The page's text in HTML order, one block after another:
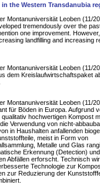
the Western Transdanubia
Montanuniversität Leoben (11/
tremendously over the
one improvement.
landfilling and increasing
Montanuniversität Leoben (11/
dem Kreislaufwirtschaftspaket
Montanuniversität Leoben (11/
für Böden in Europa. Aufgrund
hochwertigen Kompost
Verwendung von nicht-
in Haushalten anfallenden
meist in Form von
Metalle und Glas
Erkennung (Detection)
Abfällen erforscht. Technisch
Technologie zur
zur Reduzierung der